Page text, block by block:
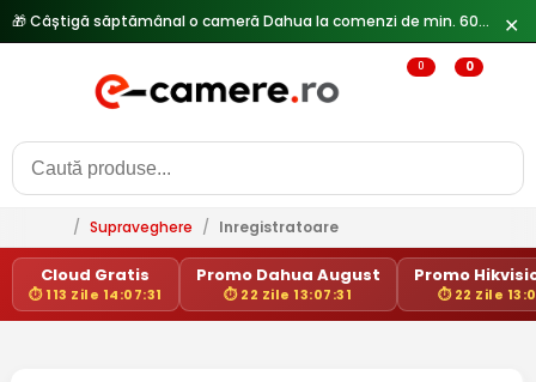
🎁 Câștigă săptămânal o cameră Dahua la comenzi de min. 600 lei — ✕
0 0
/ Supraveghere / Inregistratoare
Cloud Gratis
⏱ 113 Zile 14:07:31
Promo Dahua August
⏱ 22 Zile 13:07:31
Promo
⏱ 22 Zile